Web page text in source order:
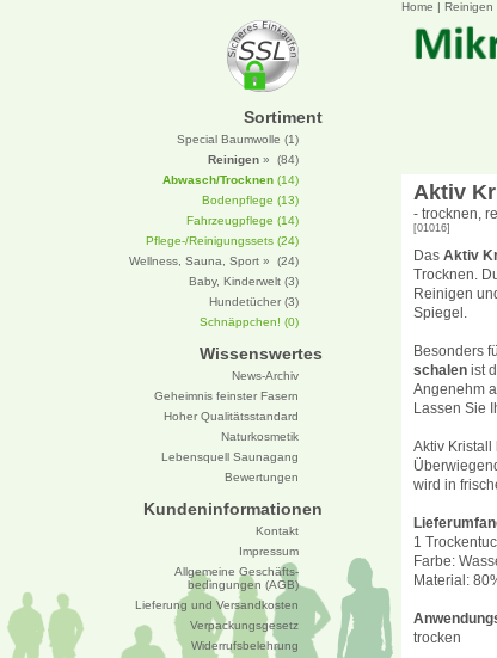
Home | Reinigen
Aktiv
- trocknen,
[01016]
Das Aktiv
Trocknen.
Reinigen
Spiegel.
Besonders
schalen ist
Angenehm
Lassen Sie
Aktiv
wird in
1
Farbe:
Material:
trocken
Sortiment
Special Baumwolle (1)
Reinigen » (84)
Abwasch/Trocknen (14)
Bodenpflege (13)
Fahrzeugpflege (14)
Pflege-/Reinigungssets (24)
Wellness, Sauna, Sport » (24)
Baby, Kinderwelt (3)
Hundetücher (3)
Schnäppchen! (0)
Wissenswertes
News-Archiv
Geheimnis feinster Fasern
Hoher Qualitätsstandard
Naturkosmetik
Lebensquell Saunagang
Bewertungen
Kundeninformationen
Kontakt
Impressum
Allgemeine Geschäfts-
bedingungen (AGB)
Lieferung und Versandkosten
Verpackungsgesetz
Widerrufsbelehrung